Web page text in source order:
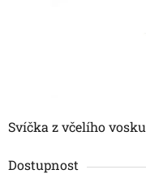
Svíčka z včelího
Dostupnost